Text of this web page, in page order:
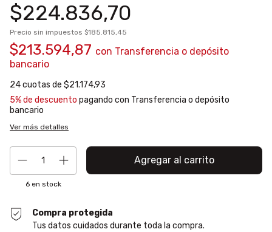
$224.836,70
Precio sin impuestos $185.815,45
$213.594,87 con Transferencia o depósito
bancario
24cuotas de $21.174,93
5% de descuento pagando con Transferencia o depósito
bancario
Ver más detalles
6en stock
Compra protegida
Tus datos cuidados durante toda la compra.